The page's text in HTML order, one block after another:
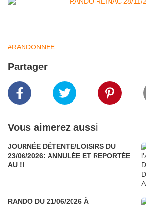
#RANDONNEE
Partager
Vous aimerez aussi
JOURNÉE DÉTENTE/LOISIRS DU
23/06/2026: ANNULÉE ET REPORTÉE
AU !!
RANDO DU 21/06/2026 À